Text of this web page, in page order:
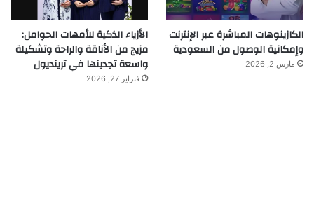
الكازينوهات المباشرة عبر الإنترنت
وإمكانية الوصول من السعودية
مارس 2, 2026
الأزياء الذكية للأمهات الحوامل:
مزيج من الأناقة والراحة وتشكيلة
واسعة تجدينها في ترينديول
فبراير 27, 2026